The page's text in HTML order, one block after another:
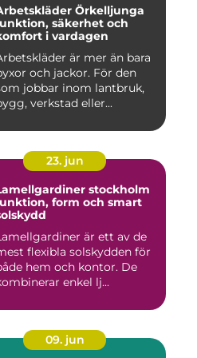
Örkelljunga
säkerhet och
i vardagen
är mer än bara
och jackor. För den
jobbar inom lantbruk,
verkstad eller...
23. jun
stockholm
form och smart
är ett av de
flexibla solskydden för
hem och kontor. De
enkel lj...
09. jun